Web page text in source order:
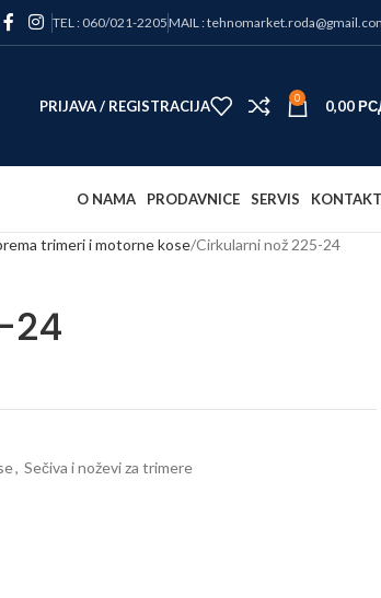
TEL : 060/021-2205MAIL :
PRIJAVA / REGISTRACIJA 0 0,00
O NAMA PRODAVNICE SERVIS KONTAKT
trimeri i motorne kose Cirkularni nož 225-24
24
, Sečiva i noževi za trimere